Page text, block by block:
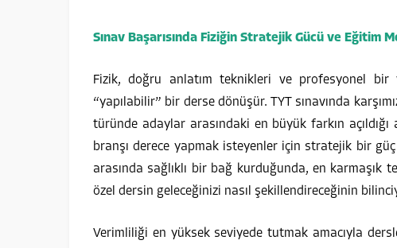
Sınav Başarısında Fiziğin Stratejik Gücü ve Eğitim
Fizik, doğru anlatım teknikleri ve profesyonel bir
“yapılabilir” bir derse dönüşür. TYT sınavında
türünde adaylar arasındaki en büyük farkın
branşı derece yapmak isteyenler için stratejik bir
arasında sağlıklı bir bağ kurduğunda, en
özel dersin geleceğinizi nasıl şekillendireceğinin
Verimliliği en yüksek seviyede tutmak amacıyla